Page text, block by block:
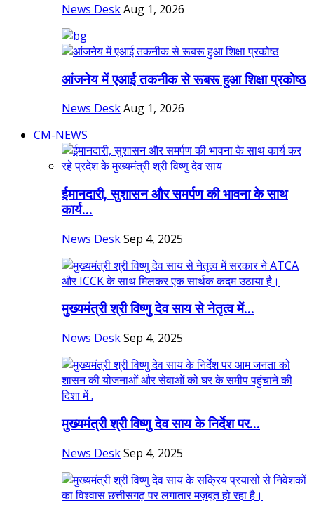
News DeskAug 1, 2026
आंजनेय में एआई तकनीक से रूबरू हुआ शिक्षा प्रकोष्ठ
News DeskAug 1, 2026
CM-NEWS
ईमानदारी, सुशासन और समर्पण की भावना के साथ
कार्य...
News DeskSep 4, 2025
मुख्यमंत्री श्री विष्णु देव साय से नेतृत्व में...
News DeskSep 4, 2025
मुख्यमंत्री श्री विष्णु देव साय के निर्देश पर...
News DeskSep 4, 2025